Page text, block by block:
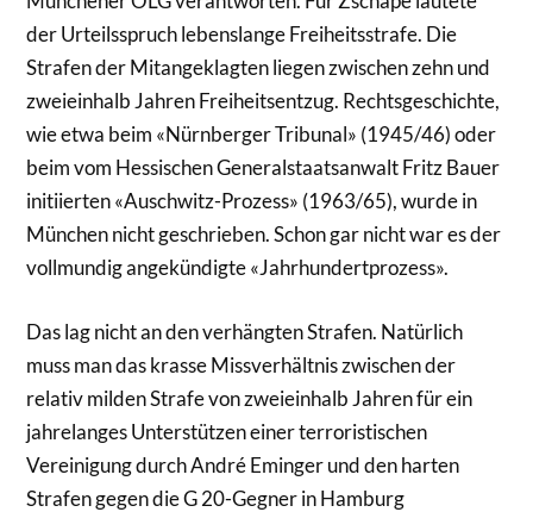
der Urteilsspruch lebenslange Freiheitsstrafe. Die
Strafen der Mitangeklagten liegen zwischen zehn und
zweieinhalb Jahren Freiheitsentzug. Rechtsgeschichte,
wie etwa beim «Nürnberger Tribunal» (1945/46) oder
beim vom Hessischen Generalstaatsanwalt Fritz Bauer
initiierten «Auschwitz-Prozess» (1963/65), wurde in
München nicht geschrieben. Schon gar nicht war es der
vollmundig angekündigte «Jahrhundertprozess».
Das lag nicht an den verhängten Strafen. Natürlich
muss man das krasse Missverhältnis zwischen der
relativ milden Strafe von zweieinhalb Jahren für ein
jahrelanges Unterstützen einer terroristischen
Vereinigung durch André Eminger und den harten
Strafen gegen die G 20-Gegner in Hamburg